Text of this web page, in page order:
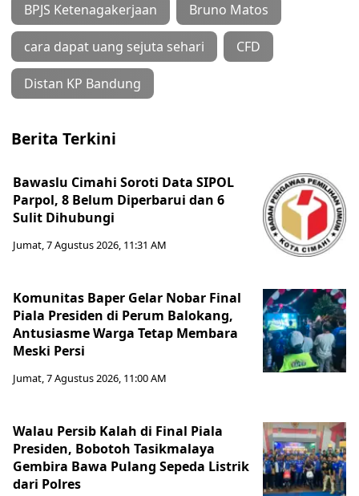
BPJS Ketenagakerjaan Bruno Matos
cara dapat uang sejuta sehari CFD
Distan KP Bandung
Berita Terkini
Bawaslu Cimahi Soroti Data SIPOL
Parpol, 8 Belum Diperbarui dan 6
Sulit Dihubungi
Jumat, 7 Agustus 2026, 11:31 AM
Komunitas Baper Gelar Nobar Final
Piala Presiden di Perum Balokang,
Antusiasme Warga Tetap Membara
Meski Persi
Jumat, 7 Agustus 2026, 11:00 AM
Walau Persib Kalah di Final Piala
Presiden, Bobotoh Tasikmalaya
Gembira Bawa Pulang Sepeda Listrik
dari Polres